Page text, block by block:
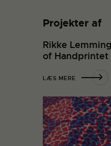
Projekter af
Rikke
of Handprintet
LÆS MERE